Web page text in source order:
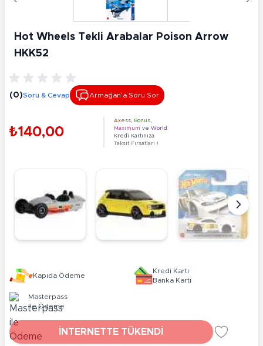
Hot Wheels Tekli Arabalar Poison Arrow
HKK52
(0)Soru & Cevap Armağan’a Soru Sor
₺140,00
Axess Bonus
Maximum ve World
Kredi Kartınıza
Taksit Fırsatları !
Kapıda Ödeme
Kredi Kartı
Banka Kartı
Masterpass
ile Ödeme
İNTERNETTE TÜKENDİ